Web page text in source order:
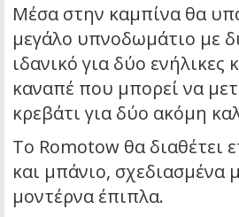
Μέσα στην καμπίνα θα
μεγάλο υπνοδωμάτιο με
ιδανικό για δύο ενήλικες
καναπέ που μπορεί να
κρεβάτι για δύο ακόμη
Το Romotow θα διαθέτει
και μπάνιο, σχεδιασμένα
μοντέρνα έπιπλα.